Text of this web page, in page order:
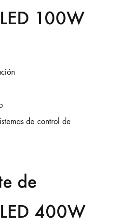
100W
de control de
de
400W